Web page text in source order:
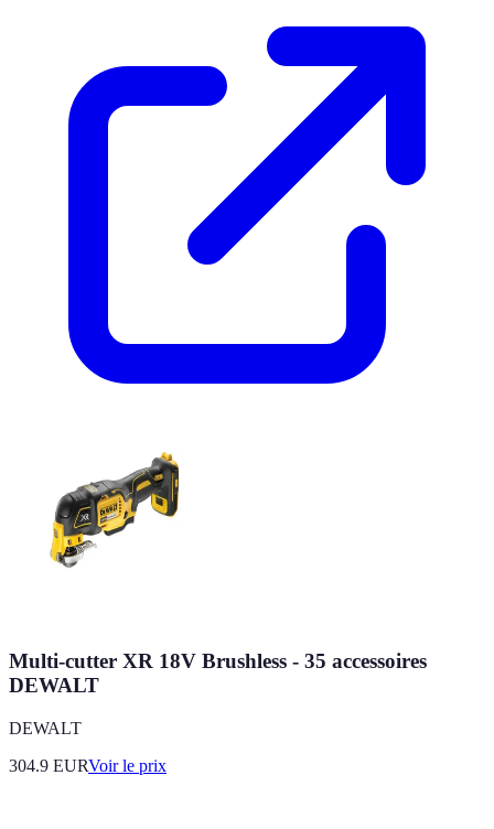
Multi-cutter XR 18V Brushless - 35 accessoires
DEWALT
DEWALT
304.9 EURVoir le prix